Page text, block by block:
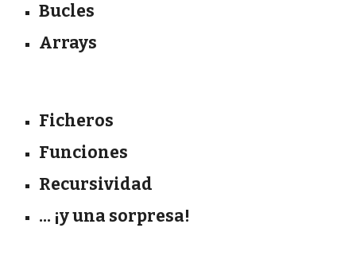
Bucles
Arrays
Ficheros
Funciones
Recursividad
... ¡y una sorpresa!